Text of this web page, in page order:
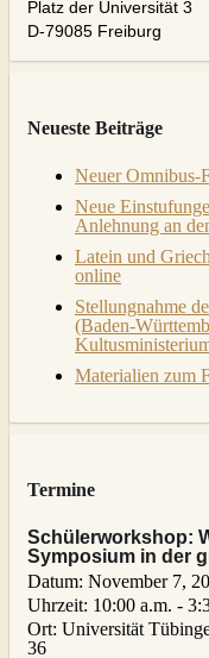
Platz der Universität 3
D-79085 Freiburg
Neueste Beiträge
Neuer Omnibus-
Neue
Anlehnung an
Latein und
online
Stellungnahme
(Baden-
Materialien zum
Termine
Schülerworkshop:
Symposium in der
Datum: November 7,
Uhrzeit: 10:00 a.m. -
Ort: Universität
36